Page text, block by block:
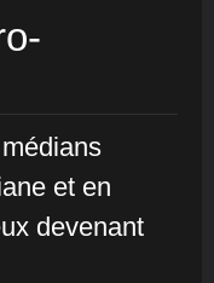
et en
devenant